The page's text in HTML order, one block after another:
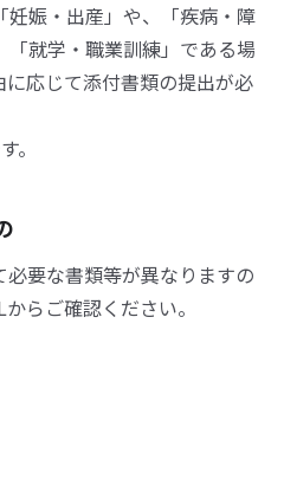
娠・出産」や、「疾病・障
就学・職業訓練」である場
応じて添付書類の提出が必
。
要な書類等が異なりますの
らご確認ください。